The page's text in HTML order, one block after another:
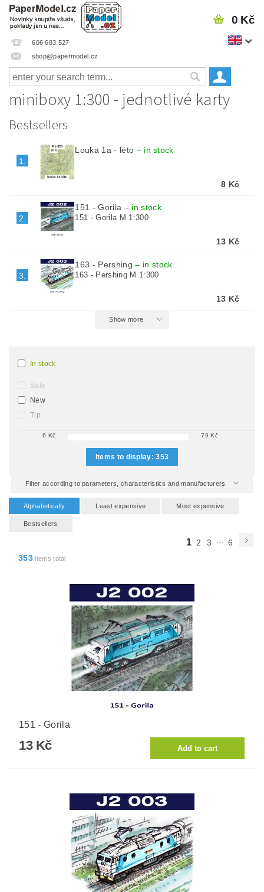
606 683 527
shop@papermodel.cz
0 Kč
miniboxy 1:300 - jednotlivé karty
Bestsellers
1.
Louka 1a - léto – in stock
8 Kč
2.
151 - Gorila – in stock
151 - Gorila M 1:300
13 Kč
3.
163 - Pershing– in stock
163 - Pershing M 1:300
13 Kč
Show more
In stock
Sale
New
Tip
6 Kč 79 Kč
Items to display:353
Filter according to parameters, characteristics and manufacturers
Alphabetically Least expensive Most expensive
Bestsellers
1 2 3 ... 6
353items total
151 - Gorila
13 Kč